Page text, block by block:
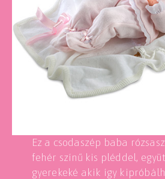
Ez a csodaszép baba
fehér színű kis pléddel,
gyerekeké akik így